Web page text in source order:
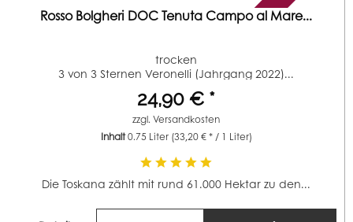
Rosso Bolgheri DOC Tenuta Campo al Mare...
trocken
3 von 3 Sternen Veronelli (Jahrgang 2022)...
24,90 € *
zzgl.Versandkosten
Inhalt0.75 Liter (33,20 € * / 1 Liter)
Die Toskana zählt mit rund 61.000 Hektar zu den...